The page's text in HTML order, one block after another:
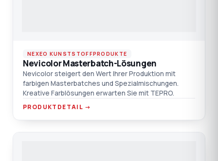
NEXEO KUNSTSTOFFPRODUKTE
Nevicolor Masterbatch-Lösungen
Nevicolor steigert den Wert Ihrer Produktion mit
farbigen Masterbatches und Spezialmischungen.
Kreative Farblösungen erwarten Sie mit TEPRO.
PRODUKTDETAIL →